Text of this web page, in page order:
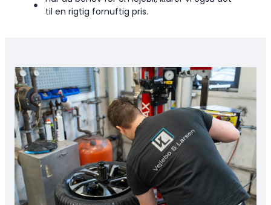
til en rigtig fornuftig pris.